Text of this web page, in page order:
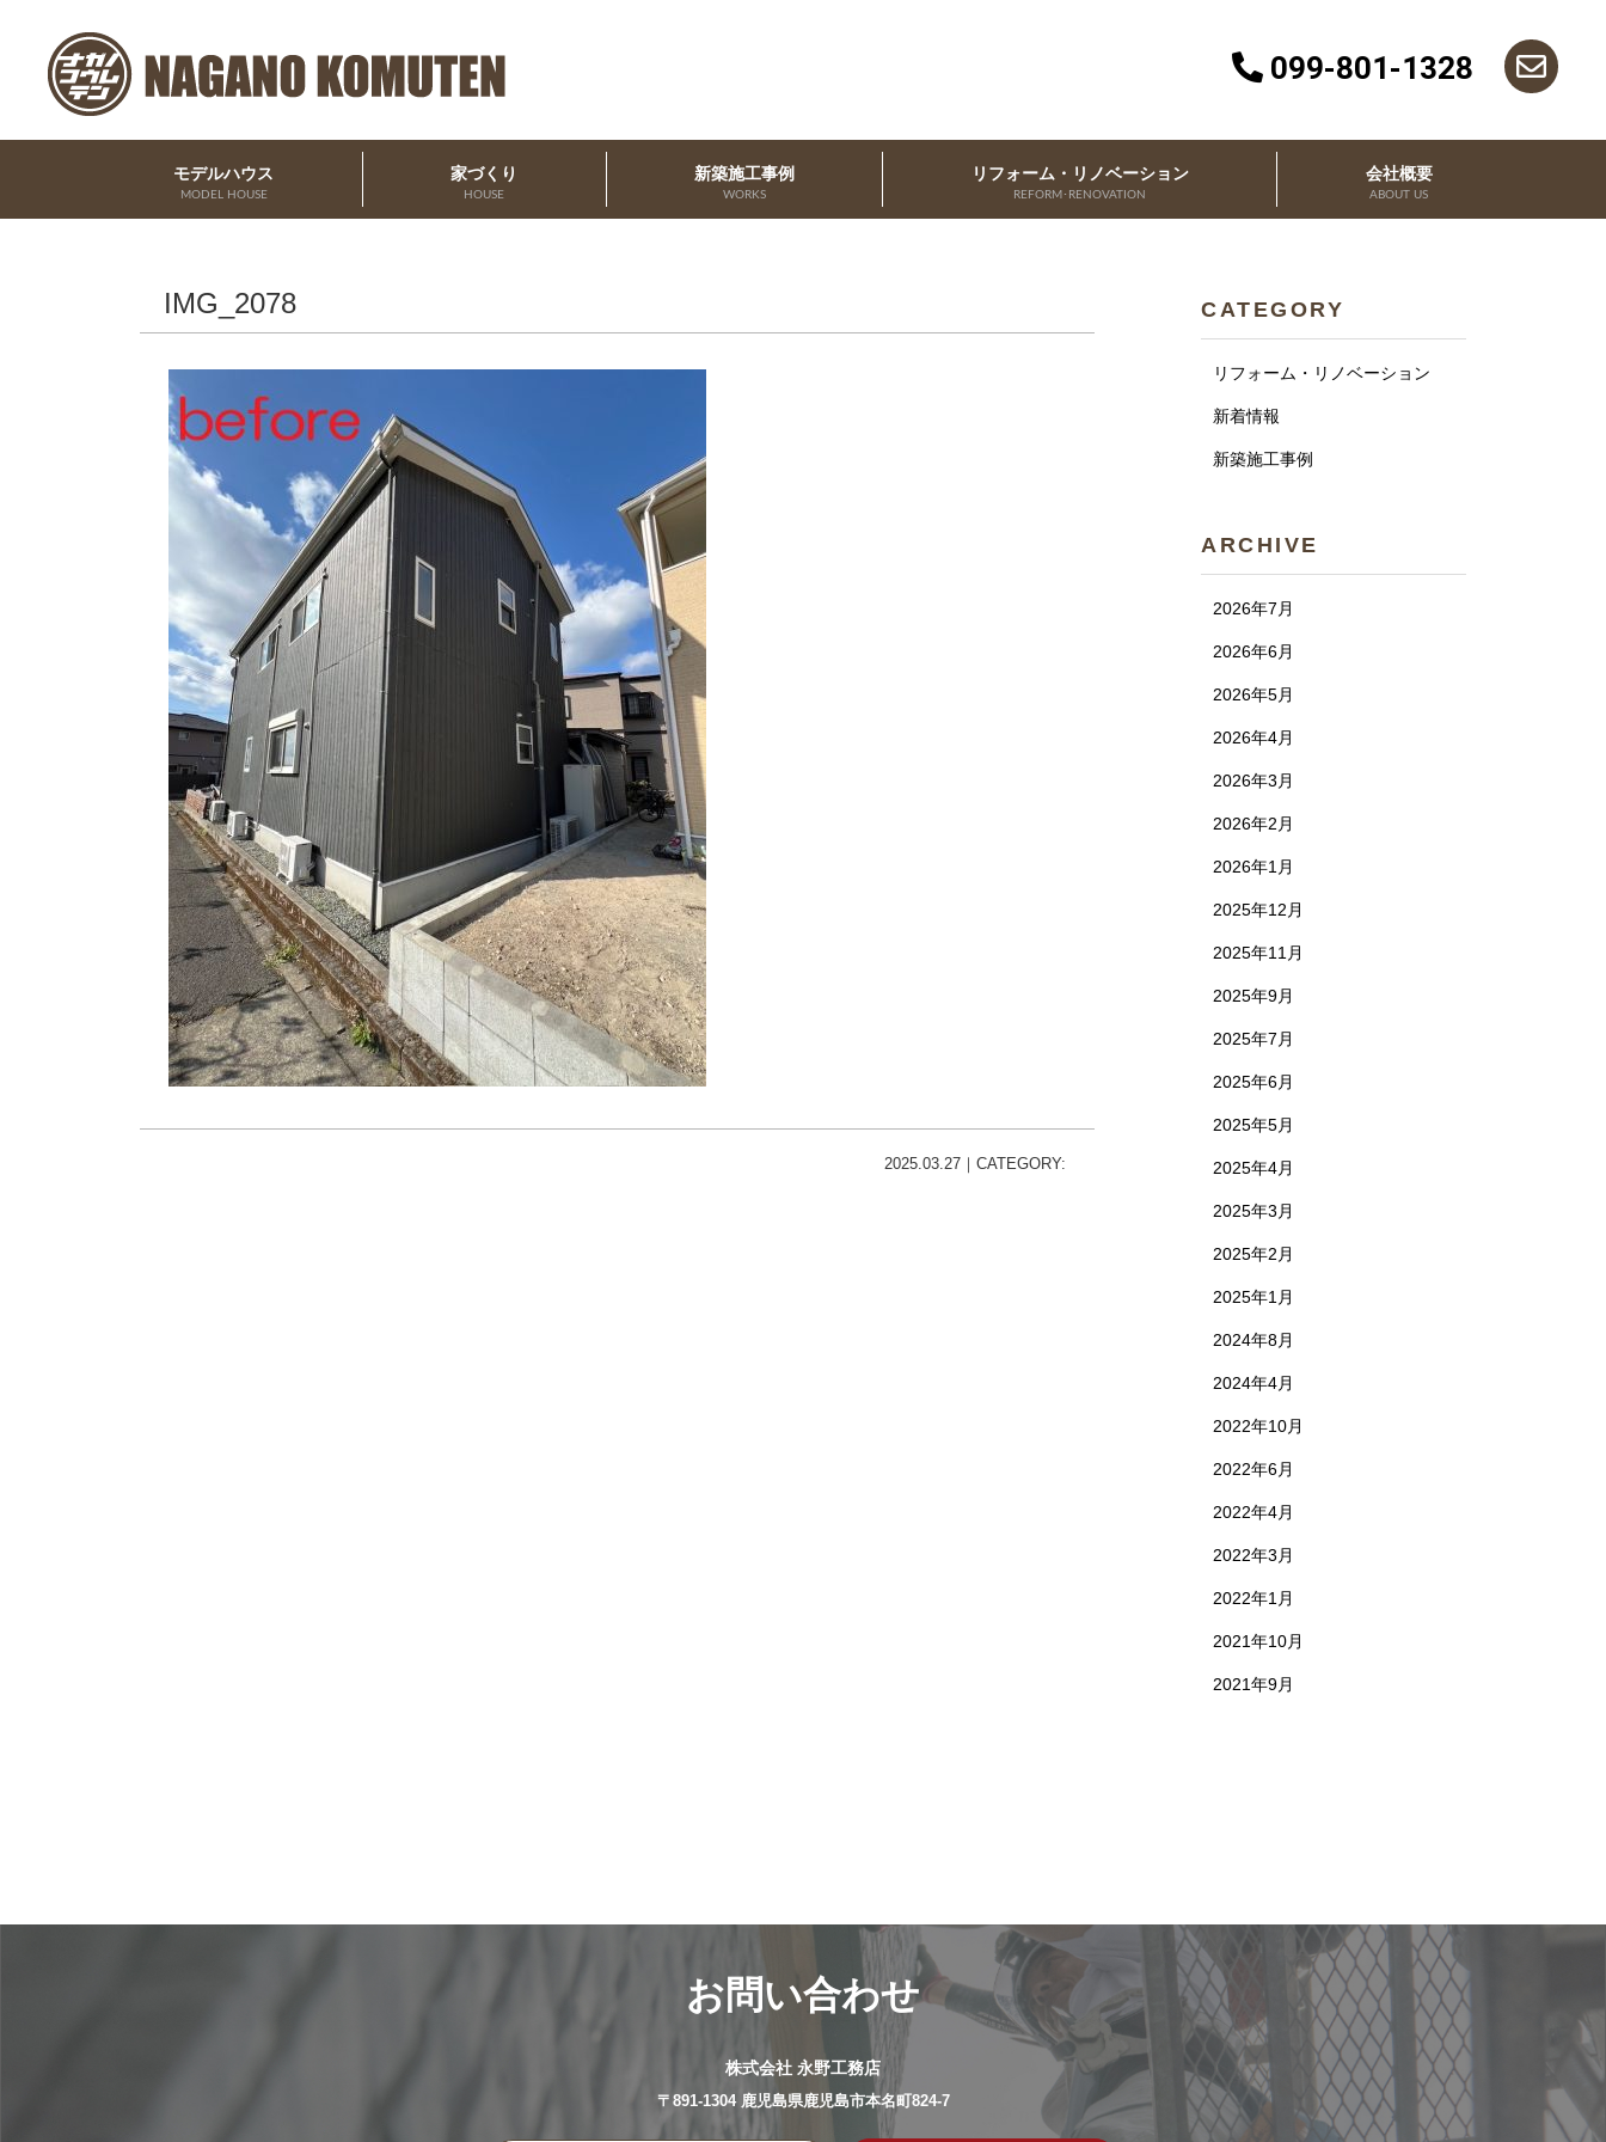
モデルハウス
MODEL HOUSE
家づくり
HOUSE
新築施工事例
WORKS
リフォーム・リノベーション
REFORM･RENOVATION
会社概要
ABOUT US
099-801-1328
IMG_2078
2025.03.27｜CATEGORY:
CATEGORY
リフォーム・リノベーション
新着情報
新築施工事例
ARCHIVE
2026年7月
2026年6月
2026年5月
2026年4月
2026年3月
2026年2月
2026年1月
2025年12月
2025年11月
2025年9月
2025年7月
2025年6月
2025年5月
2025年4月
2025年3月
2025年2月
2025年1月
2024年8月
2024年4月
2022年10月
2022年6月
2022年4月
2022年3月
2022年1月
2021年10月
2021年9月
お問い合わせ
株式会社 永野工務店
〒891-1304 鹿児島県鹿児島市本名町824-7